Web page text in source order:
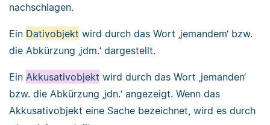
nachschlagen.
Ein Dativobjekt wird durch das Wort ‚jemandem‘ bzw.
die Abkürzung ‚jdm.‘ dargestellt.
Ein Akkusativobjekt wird durch das Wort ‚jemanden‘
bzw. die Abkürzung ‚jdn.‘ angezeigt. Wenn das
Akkusativobjekt eine Sache bezeichnet, wird es durch